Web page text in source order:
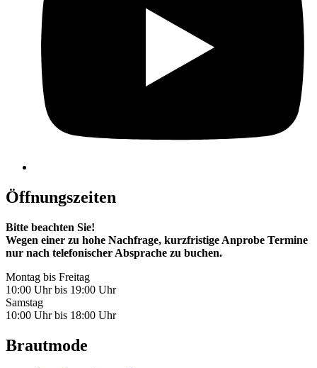
Öffnungszeiten
Bitte beachten Sie!
Wegen einer zu hohe Nachfrage, kurzfristige Anprobe Termine
nur nach telefonischer Absprache zu buchen.
Montag bis Freitag
10:00 Uhr bis 19:00 Uhr
Samstag
10:00 Uhr bis 18:00 Uhr
Brautmode